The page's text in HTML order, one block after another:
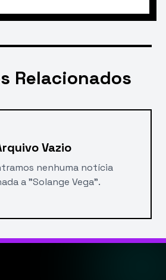
Relacionados
Vazio
nenhuma notícia
a "Solange Vega".